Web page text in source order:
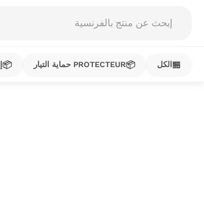
search
🏪 الكل 📦PROTECTEUR حماية التيار 📦